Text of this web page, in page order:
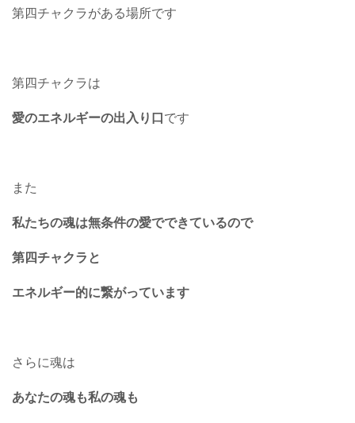
第四チャクラがある場所です
第四チャクラは
愛のエネルギーの出入り口です
また
私たちの魂は無条件の愛でできているので
第四チャクラと
エネルギー的に繋がっています
さらに魂は
あなたの魂も私の魂も